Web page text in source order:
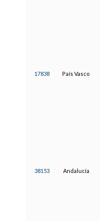
17838 País Vasco
38153 Andalucía